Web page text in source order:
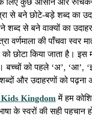
के लिए कुछ आसान और
से बने छोटे-बड़े शब्द का
शब्द से बने वाक्यों का
वर्णमाला की पाँचवा
को छोटा किया जाता है। इस
बच्चों को पहले ‘अ’, ‘आ’,
और उदाहरणों को पढ़ना
Kingdomमें हम
भाषा के स्वरों की सही